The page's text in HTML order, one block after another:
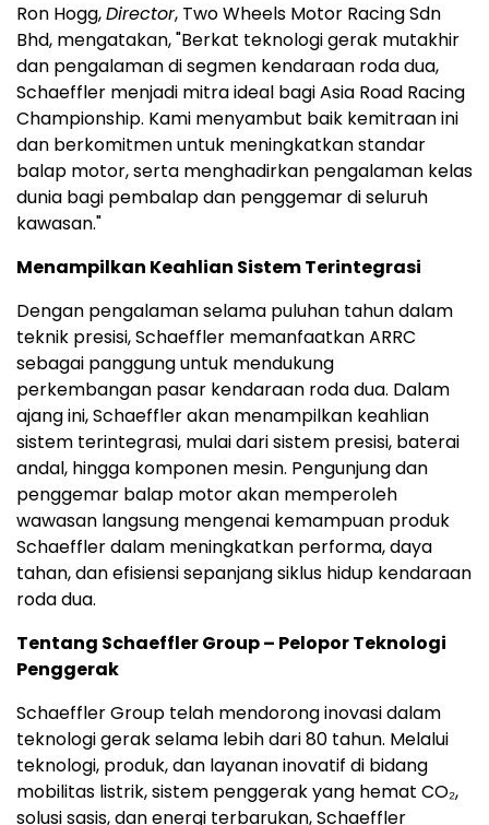
Ron Hogg,Director, Two Wheels Motor Racing Sdn
Bhd, mengatakan, "Berkat teknologi gerak mutakhir
dan pengalaman di segmen kendaraan roda dua,
Schaeffler menjadi mitra ideal bagi Asia Road Racing
Championship. Kami menyambut baik kemitraan ini
dan berkomitmen untuk meningkatkan standar
balap motor, serta menghadirkan pengalaman kelas
dunia bagi pembalap dan penggemar di seluruh
kawasan."
Menampilkan Keahlian Sistem Terintegrasi
Dengan pengalaman selama puluhan tahun dalam
teknik presisi, Schaeffler memanfaatkan ARRC
sebagai panggung untuk mendukung
perkembangan pasar kendaraan roda dua. Dalam
ajang ini, Schaeffler akan menampilkan keahlian
sistem terintegrasi, mulai dari sistem presisi, baterai
andal, hingga komponen mesin. Pengunjung dan
penggemar balap motor akan memperoleh
wawasan langsung mengenai kemampuan produk
Schaeffler dalam meningkatkan performa, daya
tahan, dan efisiensi sepanjang siklus hidup kendaraan
roda dua.
Tentang Schaeffler Group – Pelopor Teknologi
Penggerak
Schaeffler Group telah mendorong inovasi dalam
teknologi gerak selama lebih dari 80 tahun. Melalui
teknologi, produk, dan layanan inovatif di bidang
mobilitas listrik, sistem penggerak yang hemat CO₂,
solusi sasis, dan energi terbarukan, Schaeffler